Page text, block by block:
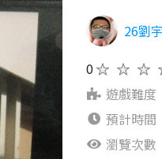
26劉
0
遊戲難度
預計時間
瀏覽次數